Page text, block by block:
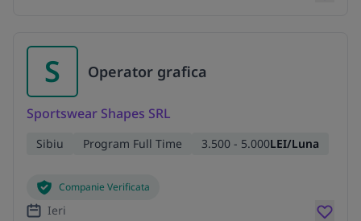
S Operator grafica
Sportswear Shapes SRL
Sibiu Program Full Time 3.500 - 5.000LEI/Luna
Companie Verificata
Ieri